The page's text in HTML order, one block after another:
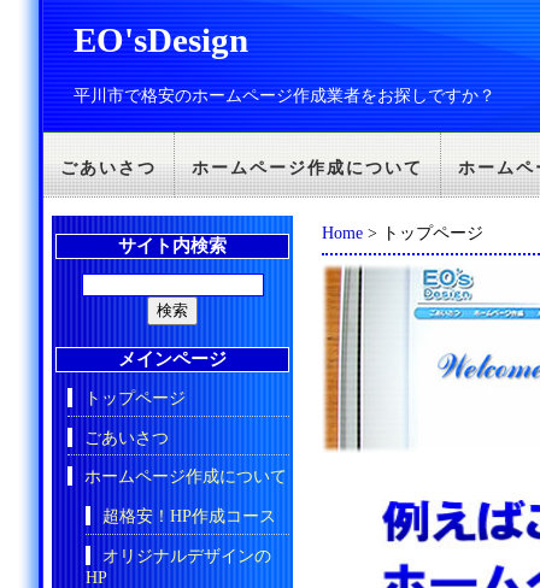
EO'sDesign
平川市で格安のホームページ作成業者をお探しですか？
ごあいさつ ホームページ作成について ホームペ
Home > トップページ
サイト内検索
メインページ
トップページ
ごあいさつ
ホームページ作成について
超格安！HP作成コース
オリジナルデザインの
HP